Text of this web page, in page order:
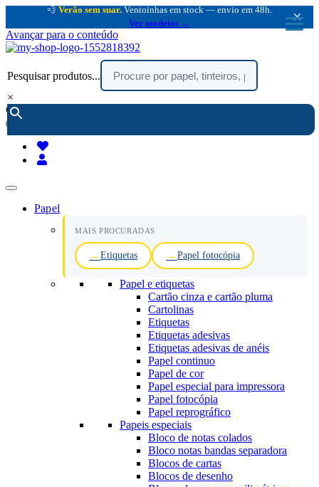
💨 Verão sem suar. Ventoinhas em stock — envio em 48h.
Ver modelos →
×
Avançar para o conteúdo
Pesquisar produtos...
×
encomendar por telefone :
(chamada rede fixa nacional)
Papel
MAIS PROCURADAS
Etiquetas Papel fotocópia
Papel e etiquetas
Cartão cinza e cartão pluma
Cartolinas
Etiquetas
Etiquetas adesivas
Etiquetas adesivas de anéis
Papel continuo
Papel de cor
Papel especial para impressora
Papel fotocópia
Papel reprográfico
Papeis especiais
Bloco de notas colados
Bloco notas bandas separadora
Blocos de cartas
Blocos de desenho